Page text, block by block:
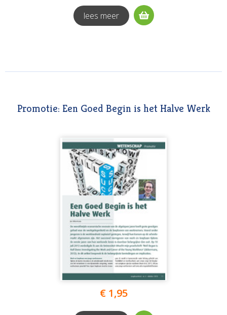
lees meer
Promotie: Een Goed Begin is het Halve Werk
€ 1,95